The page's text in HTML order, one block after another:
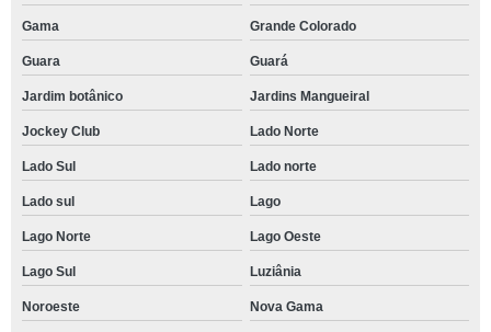
Gama Grande Colorado
Guara Guará
Jardim botânico Jardins Mangueiral
Jockey Club Lado Norte
Lado Sul Lado norte
Lado sul Lago
Lago Norte Lago Oeste
Lago Sul Luziânia
Noroeste Nova Gama